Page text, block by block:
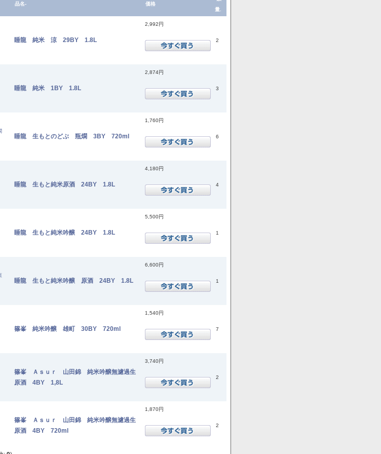
品名- 価格
量.
睡龍 純米 涼 29BY 1.8L
2,992円
2
睡龍 純米 1BY 1.8L
2,874円
3
睡龍 生もとのどぶ 瓶燗 3BY 720ml
1,760円
6
睡龍 生もと純米原酒 24BY 1.8L
4,180円
4
睡龍 生もと純米吟醸 24BY 1.8L
5,500円
1
睡龍 生もと純米吟醸 原酒 24BY 1.8L
6,600円
1
篠峯 純米吟醸 雄町 30BY 720ml
1,540円
7
篠峯 Ａｓｕｒ 山田錦 純米吟醸無濾過生
原酒 4BY 1,8L
3,740円
2
篠峯 Ａｓｕｒ 山田錦 純米吟醸無濾過生
原酒 4BY 720ml
1,870円
2